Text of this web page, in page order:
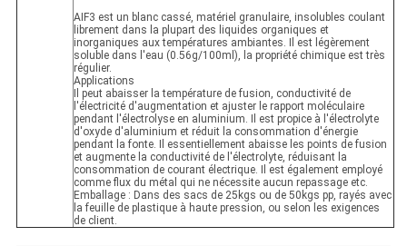
AIF3 est un blanc cassé, matériel granulaire, insolubles coulant
librement dans la plupart des liquides organiques et
inorganiques aux températures ambiantes. Il est légèrement
soluble dans l'eau (0.56g/100ml), la propriété chimique est très
régulier.
Applications
Il peut abaisser la température de fusion, conductivité de
l'électricité d'augmentation et ajuster le rapport moléculaire
pendant l'électrolyse en aluminium. Il est propice à l'électrolyte
d'oxyde d'aluminium et réduit la consommation d'énergie
pendant la fonte. Il essentiellement abaisse les points de fusion
et augmente la conductivité de l'électrolyte, réduisant la
consommation de courant électrique. Il est également employé
comme flux du métal qui ne nécessite aucun repassage etc.
Emballage : Dans des sacs de 25kgs ou de 50kgs pp, rayés avec
la feuille de plastique à haute pression, ou selon les exigences
de client.